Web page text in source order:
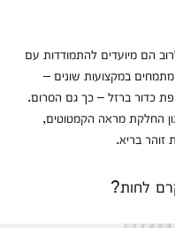
הם מיועדים להתמודדות עם
במקצועות שונים –
כדור ברזל – כך גם הסרום.
החלקת מראה הקמטוטים,
בריא.
לחות?